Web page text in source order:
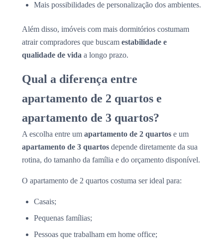
Mais possibilidades de personalização dos ambientes.
Além disso, imóveis com mais dormitórios costumam
atrair compradores que buscam estabilidade e
qualidade de vida a longo prazo.
Qual a diferença entre
apartamento de 2 quartos e
apartamento de 3 quartos?
A escolha entre um apartamento de 2 quartos e um
apartamento de 3 quartos depende diretamente da sua
rotina, do tamanho da família e do orçamento disponível.
O apartamento de 2 quartos costuma ser ideal para:
Casais;
Pequenas famílias;
Pessoas que trabalham em home office;